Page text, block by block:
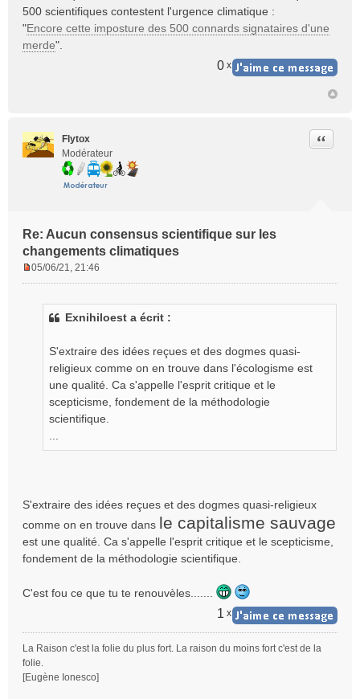
500 scientifiques contestent l'urgence climatique :
"Encore cette imposture des 500 connards signataires d'une
merde".
0 x
Flytox
Modérateur
Re: Aucun consensus scientifique sur les
changements climatiques
Citer
05/06/21, 21:46
Exnihiloest a écrit :
S'extraire des idées reçues et des dogmes quasi-
religieux comme on en trouve dans l'écologisme est
une qualité. Ca s'appelle l'esprit critique et le
scepticisme, fondement de la méthodologie
scientifique.
S'extraire des idées reçues et des dogmes quasi-religieux
comme on en trouve dans le capitalisme sauvage
est une qualité. Ca s'appelle l'esprit critique et le scepticisme,
fondement de la méthodologie scientifique.
C'est fou ce que tu te renouvèles.......
1 x
La Raison c'est la folie du plus fort. La raison du moins fort c'est de la
folie.
[Eugène Ionesco]